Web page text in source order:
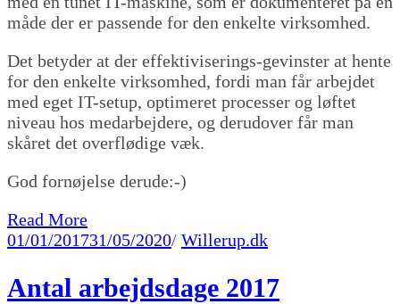
måde der er passende for den enkelte virksomhed.
Det betyder at der effektiviserings-gevinster at hente
for den enkelte virksomhed, fordi man får arbejdet
med eget IT-setup, optimeret processer og løftet
niveau hos medarbejdere, og derudover får man
skåret det overflødige væk.
God fornøjelse derude:-)
Read More
01/01/201731/05/2020/ Willerup.dk
Antal arbejdsdage 2017